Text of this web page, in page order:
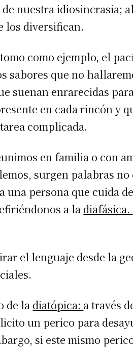
nuestra idiosincrasia;
los diversifican.
como ejemplo, el
sabores que no
suenan enrarecidas
en cada rincón y
complicada.
en familia o con
surgen palabras
una persona que cuida
a la diafásica.
el lenguaje desde la
de la diatópica: a través
un perico para
si este mismo